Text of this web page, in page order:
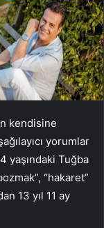
kendisine
yorumlar
yaşındaki Tuğba
“hakaret”
13 yıl 11 ay